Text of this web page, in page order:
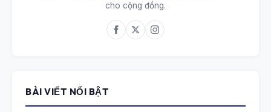
cho cộng đồng.
BÀI VIẾT NỔI BẬT